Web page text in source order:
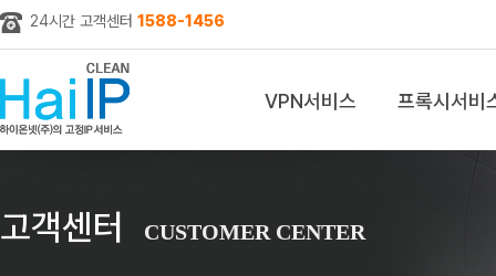
24시간 고객센터 1588-1456
VPN서비스 프록시서비
고객센터 CUSTOMER CENTER